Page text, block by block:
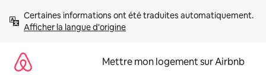
directement
Afficher la langue d'origine
Mettre mon logement sur Airbnb